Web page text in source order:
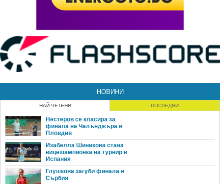
НОВИНИ
НАЙ-ЧЕТЕНИ ПОСЛЕДНИ
Нестеров се класира за
финала на Чалънджъра в
Пловдив
Изабелла Шиникова стана
вицешампионка на турнир в
Испания
Глушкова загуби финала в
Сърбия